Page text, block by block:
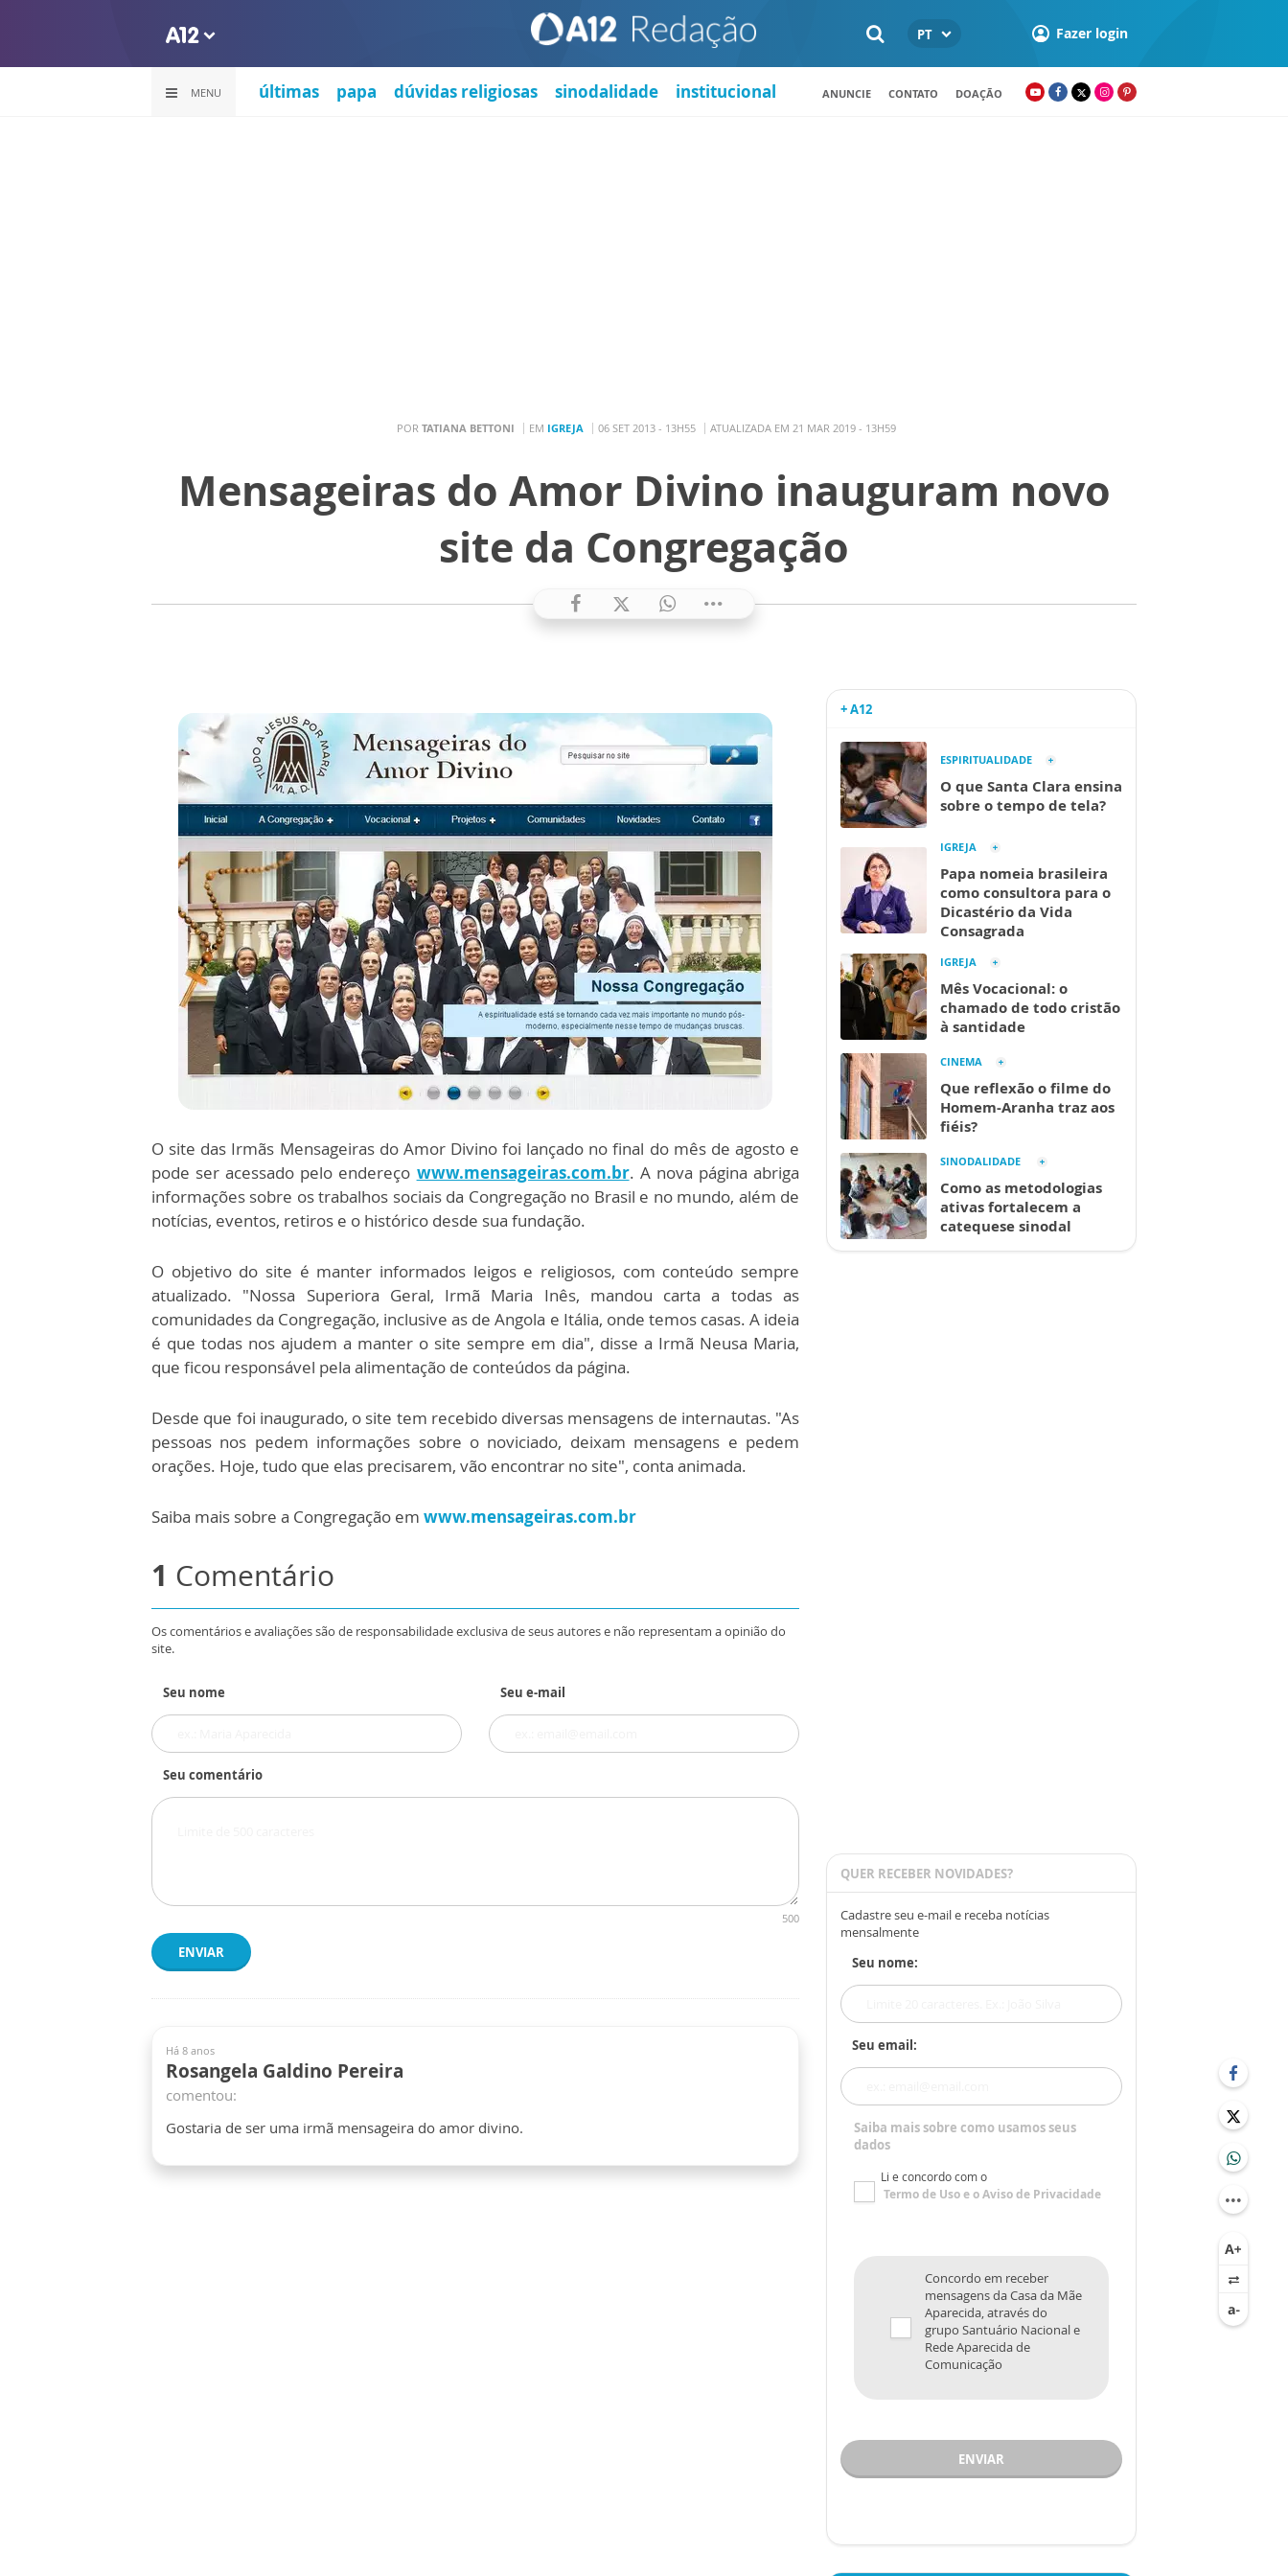
PT Fazer login
MENU últimas papa dúvidas religiosas sinodalidade institucional ANUNCIE CONTATO DOAÇÃO
POR TATIANA BETTONI EM IGREJA 06 SET 2013 - 13H55 ATUALIZADA EM 21 MAR 2019 - 13H59
Mensageiras do Amor Divino inauguram novo
site da Congregação
O site das Irmãs Mensageiras do Amor Divino foi lançado no final do mês de agosto e
pode ser acessado pelo endereço www.mensageiras.com.br. A nova página abriga
informações sobre os trabalhos sociais da Congregação no Brasil e no mundo, além de
notícias, eventos, retiros e o histórico desde sua fundação.
O objetivo do site é manter informados leigos e religiosos, com conteúdo sempre
atualizado. "Nossa Superiora Geral, Irmã Maria Inês, mandou carta a todas as
comunidades da Congregação, inclusive as de Angola e Itália, onde temos casas. A ideia
é que todas nos ajudem a manter o site sempre em dia", disse a Irmã Neusa Maria,
que ficou responsável pela alimentação de conteúdos da página.
Desde que foi inaugurado, o site tem recebido diversas mensagens de internautas. "As
pessoas nos pedem informações sobre o noviciado, deixam mensagens e pedem
orações. Hoje, tudo que elas precisarem, vão encontrar no site", conta animada.
Saiba mais sobre a Congregação em www.mensageiras.com.br
1 Comentário
Os comentários e avaliações são de responsabilidade exclusiva de seus autores e não representam a opinião do
site.
Seu nome Seu e-mail
Seu comentário
500
ENVIAR
Há 8 anos
Rosangela Galdino Pereira
comentou:
Gostaria de ser uma irmã mensageira do amor divino.
+ A12
ESPIRITUALIDADE
O que Santa Clara ensina
sobre o tempo de tela?
IGREJA
Papa nomeia brasileira
como consultora para o
Dicastério da Vida
Consagrada
IGREJA
Mês Vocacional: o
chamado de todo cristão
à santidade
CINEMA
Que reflexão o filme do
Homem-Aranha traz aos
fiéis?
SINODALIDADE
Como as metodologias
ativas fortalecem a
catequese sinodal
QUER RECEBER NOVIDADES?
Cadastre seu e-mail e receba notícias
mensalmente
Seu nome:
Seu email:
Saiba mais sobre como usamos seus
dados
Li e concordo com o
Termo de Usoe oAviso de Privacidade
Concordo em receber
mensagens da Casa da Mãe
Aparecida, através do
grupo Santuário Nacional e
Rede Aparecida de
Comunicação
ENVIAR